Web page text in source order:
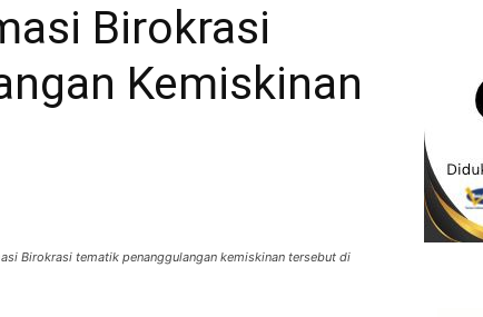
Birokrasi
Kemiskinan
Birokrasi tematik penanggulangan kemiskinan tersebut di